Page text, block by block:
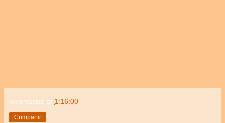
webmaster at 1:16:00
Compartir